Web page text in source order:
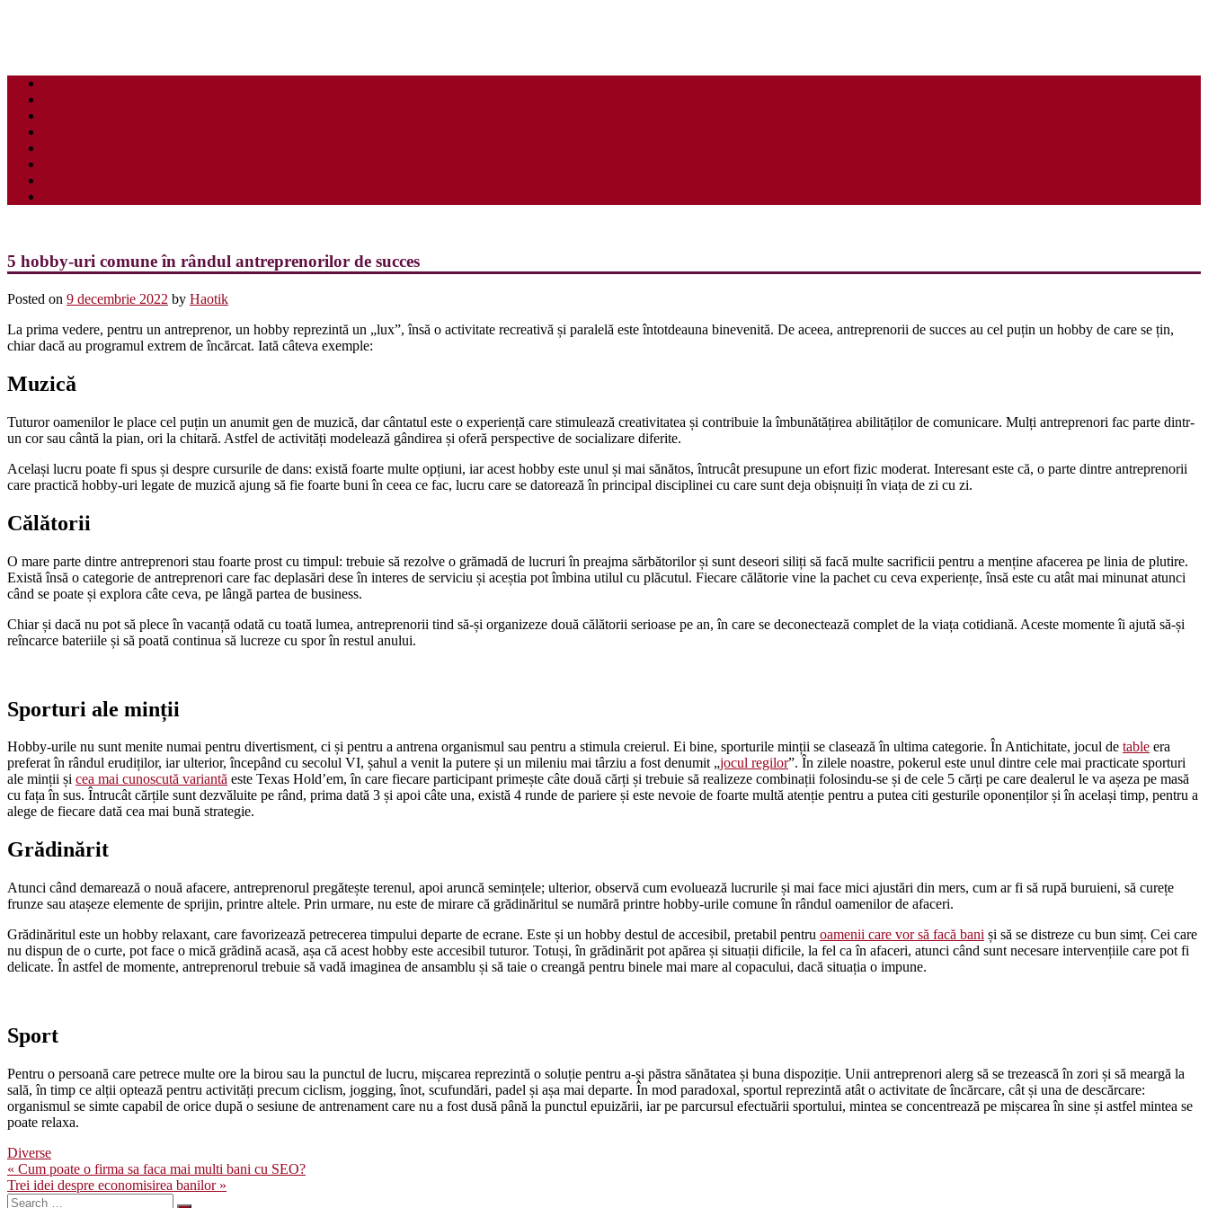
5 hobby-uri comune în rândul antreprenorilor de succes
Posted on 9 decembrie 2022 by Haotik
La prima vedere, pentru un antreprenor, un hobby reprezintă un „lux”, însă o activitate recreativă și paralelă este întotdeauna binevenită. De aceea, antreprenorii de succes au cel puțin un hobby de care se țin,
chiar dacă au programul extrem de încărcat. Iată câteva exemple:
Muzică
Tuturor oamenilor le place cel puțin un anumit gen de muzică, dar cântatul este o experiență care stimulează creativitatea și contribuie la îmbunătățirea abilităților de comunicare. Mulți antreprenori fac parte dintr-
un cor sau cântă la pian, ori la chitară. Astfel de activități modelează gândirea și oferă perspective de socializare diferite.
Același lucru poate fi spus și despre cursurile de dans: există foarte multe opțiuni, iar acest hobby este unul și mai sănătos, întrucât presupune un efort fizic moderat. Interesant este că, o parte dintre antreprenorii
care practică hobby-uri legate de muzică ajung să fie foarte buni în ceea ce fac, lucru care se datorează în principal disciplinei cu care sunt deja obișnuiți în viața de zi cu zi.
Călătorii
O mare parte dintre antreprenori stau foarte prost cu timpul: trebuie să rezolve o grămadă de lucruri în preajma sărbătorilor și sunt deseori siliți să facă multe sacrificii pentru a menține afacerea pe linia de plutire.
Există însă o categorie de antreprenori care fac deplasări dese în interes de serviciu și aceștia pot îmbina utilul cu plăcutul. Fiecare călătorie vine la pachet cu ceva experiențe, însă este cu atât mai minunat atunci
când se poate și explora câte ceva, pe lângă partea de business.
Chiar și dacă nu pot să plece în vacanță odată cu toată lumea, antreprenorii tind să-și organizeze două călătorii serioase pe an, în care se deconectează complet de la viața cotidiană. Aceste momente îi ajută să-și
reîncarce bateriile și să poată continua să lucreze cu spor în restul anului.
Sporturi ale minții
Hobby-urile nu sunt menite numai pentru divertisment, ci și pentru a antrena organismul sau pentru a stimula creierul. Ei bine, sporturile minții se clasează în ultima categorie. În Antichitate, jocul de table era
preferat în rândul erudiților, iar ulterior, începând cu secolul VI, șahul a venit la putere și un mileniu mai târziu a fost denumit „jocul regilor”. În zilele noastre, pokerul este unul dintre cele mai practicate sporturi
ale minții și cea mai cunoscută variantă este Texas Hold’em, în care fiecare participant primește câte două cărți și trebuie să realizeze combinații folosindu-se și de cele 5 cărți pe care dealerul le va așeza pe masă
cu fața în sus. Întrucât cărțile sunt dezvăluite pe rând, prima dată 3 și apoi câte una, există 4 runde de pariere și este nevoie de foarte multă atenție pentru a putea citi gesturile oponenților și în același timp, pentru a
alege de fiecare dată cea mai bună strategie.
Grădinărit
Atunci când demarează o nouă afacere, antreprenorul pregătește terenul, apoi aruncă semințele; ulterior, observă cum evoluează lucrurile și mai face mici ajustări din mers, cum ar fi să rupă buruieni, să curețe
frunze sau atașeze elemente de sprijin, printre altele. Prin urmare, nu este de mirare că grădinăritul se numără printre hobby-urile comune în rândul oamenilor de afaceri.
Grădinăritul este un hobby relaxant, care favorizează petrecerea timpului departe de ecrane. Este și un hobby destul de accesibil, pretabil pentru oamenii care vor să facă bani și să se distreze cu bun simț. Cei care
nu dispun de o curte, pot face o mică grădină acasă, așa că acest hobby este accesibil tuturor. Totuși, în grădinărit pot apărea și situații dificile, la fel ca în afaceri, atunci când sunt necesare intervențiile care pot fi
delicate. În astfel de momente, antreprenorul trebuie să vadă imaginea de ansamblu și să taie o creangă pentru binele mai mare al copacului, dacă situația o impune.
Sport
Pentru o persoană care petrece multe ore la birou sau la punctul de lucru, mișcarea reprezintă o soluție pentru a-și păstra sănătatea și buna dispoziție. Unii antreprenori alerg să se trezească în zori și să meargă la
sală, în timp ce alții optează pentru activități precum ciclism, jogging, înot, scufundări, padel și așa mai departe. În mod paradoxal, sportul reprezintă atât o activitate de încărcare, cât și una de descărcare:
organismul se simte capabil de orice după o sesiune de antrenament care nu a fost dusă până la punctul epuizării, iar pe parcursul efectuării sportului, mintea se concentrează pe mișcarea în sine și astfel mintea se
poate relaxa.
Diverse
Navigare
în
« Cum poate o firma sa faca mai multi bani cu SEO?
Trei idei despre economisirea banilor »
Search